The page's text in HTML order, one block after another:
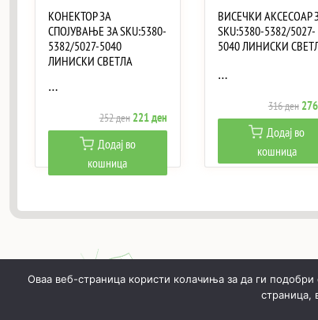
КОНЕКТОР ЗА
СПОЈУВАЊЕ ЗА SKU:5380-
5382/5027-5040
ЛИНИСКИ СВЕТЛА
…
252ден Original
price
was:
252 ден.
221денCurrent
price
221 ден.
Додај во
кошница
ВИСЕЧКИ АКСЕСОАР
SKU:5380-5382/5027-
5040 ЛИНИСКИ
…
316ден
was:
276
Додај во
кошница
МОЈ ПРОФИЛ
Оваа веб-страница користи колачиња за да ги
страница,